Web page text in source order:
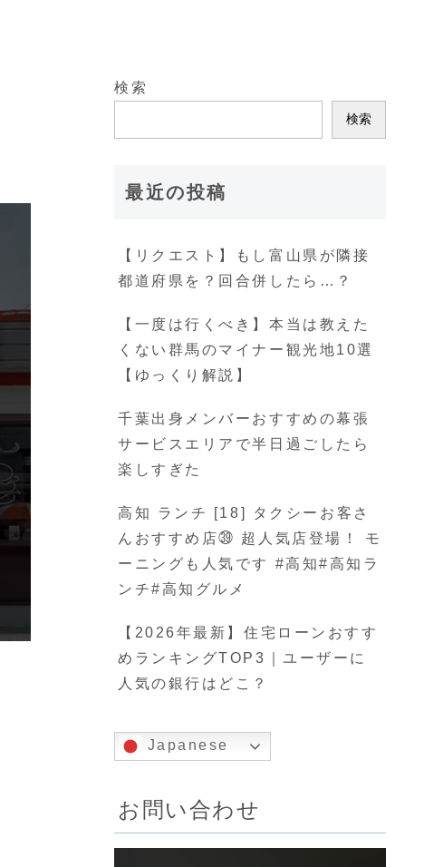
検索
検索
最近の投稿
【リクエスト】もし富山県が隣接
都道府県を？回合併したら…？
【一度は行くべき】本当は教えた
くない群馬のマイナー観光地10選
【ゆっくり解説】
千葉出身メンバーおすすめの幕張
サービスエリアで半日過ごしたら
楽しすぎた
高知 ランチ [18] タクシーお客さ
んおすすめ店㊴ 超人気店登場！ モ
ーニングも人気です #高知#高知ラ
ンチ#高知グルメ
【2026年最新】住宅ローンおすす
めランキングTOP3｜ユーザーに
人気の銀行はどこ？
Japanese
お問い合わせ